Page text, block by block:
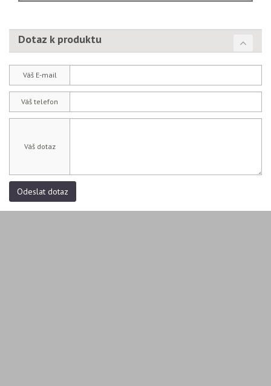
Dotaz k produktu
Váš E-mail
Váš telefon
Váš dotaz
Odeslat dotaz